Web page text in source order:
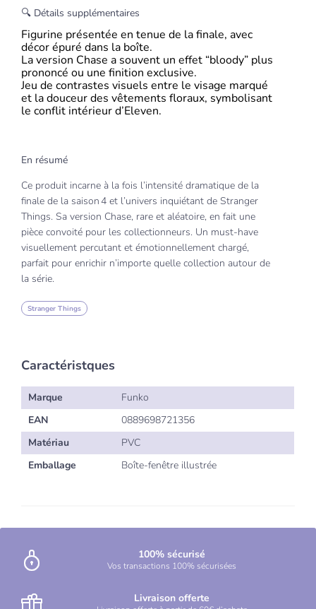
🔍 Détails supplémentaires
Figurine présentée en tenue de la finale, avec
décor épuré dans la boîte.
La version Chase a souvent un effet “bloody” plus
prononcé ou une finition exclusive.
Jeu de contrastes visuels entre le visage marqué
et la douceur des vêtements floraux, symbolisant
le conflit intérieur d’Eleven.
En résumé
Ce produit incarne à la fois l’intensité dramatique de la
finale de la saison 4 et l’univers inquiétant de Stranger
Things. Sa version Chase, rare et aléatoire, en fait une
pièce convoité pour les collectionneurs. Un must-have
visuellement percutant et émotionnellement chargé,
parfait pour enrichir n’importe quelle collection autour de
la série.
Stranger Things
Caractéristques
Marque
Funko
EAN
0889698721356
Matériau
PVC
Emballage
Boîte-fenêtre illustrée
100% sécurisé
Vos transactions 100% sécurisées
Livraison offerte